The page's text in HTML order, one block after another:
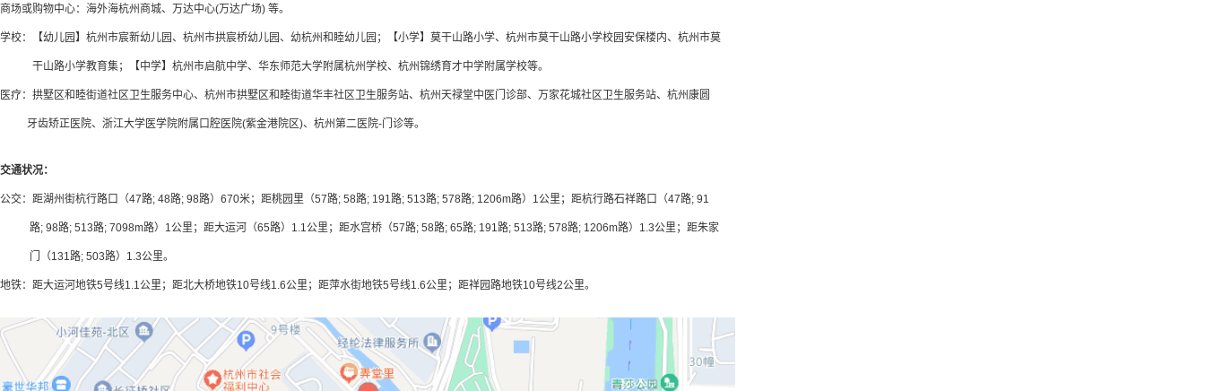
商场或购物中心：海外海杭州商城、万达中心(万达广场) 等。
学校：【幼儿园】杭州市宸新幼儿园、杭州市拱宸桥幼儿园、幼杭州和睦幼儿园；【小学】莫干山路小学、杭州市莫干山路小学校园安保楼内、杭州市莫
干山路小学教育集；【中学】杭州市启航中学、华东师范大学附属杭州学校、杭州锦绣育才中学附属学校等。
医疗：拱墅区和睦街道社区卫生服务中心、杭州市拱墅区和睦街道华丰社区卫生服务站、杭州天禄堂中医门诊部、万家花城社区卫生服务站、杭州康圆
牙齿矫正医院、浙江大学医学院附属口腔医院(紫金港院区)、杭州第二医院-门诊等。
交通状况：
公交：距湖州街杭行路口（47路; 48路; 98路）670米；距桃园里（57路; 58路; 191路; 513路; 578路; 1206m路）1公里；距杭行路石祥路口（47路; 91
路; 98路; 513路; 7098m路）1公里；距大运河（65路）1.1公里；距水宫桥（57路; 58路; 65路; 191路; 513路; 578路; 1206m路）1.3公里；距朱家
门（131路; 503路）1.3公里。
地铁：距大运河地铁5号线1.1公里；距北大桥地铁10号线1.6公里；距萍水街地铁5号线1.6公里；距祥园路地铁10号线2公里。